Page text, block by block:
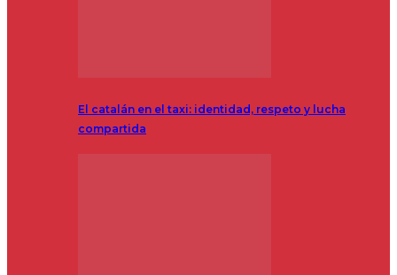
El catalán en el taxi: identidad, respeto y lucha
compartida